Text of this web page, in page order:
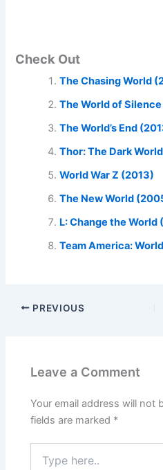
Check Out
The Chasing World
The World of
The World’s End
Thor: The Dark
World War Z (2013)
The New World
L: Change the World
Team America:
PREVIOUS
Leave a Comment
Your email address will not
fields are marked *
here..